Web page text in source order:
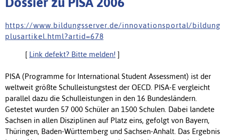
h t t p s : / / w w w . b i l d u n g s s e r v e r . d e / i n n o v a t i o n s p o r t a l / b i l d u n g
p l u s a r t i k e l . h t m l ? a r t i d = 6 7 8
[ Link defekt? Bitte melden! ]
PISA (Programme for International Student Assessment) ist der
weltweit größte Schulleistungstest der OECD. PISA-E vergleicht
parallel dazu die Schulleistungen in den 16 Bundesländern.
Getestet wurden 57 000 Schüler an 1500 Schulen. Dabei landete
Sachsen in allen Disziplinen auf Platz eins, gefolgt von Bayern,
Thüringen, Baden-Württemberg und Sachsen-Anhalt. Das Ergebnis